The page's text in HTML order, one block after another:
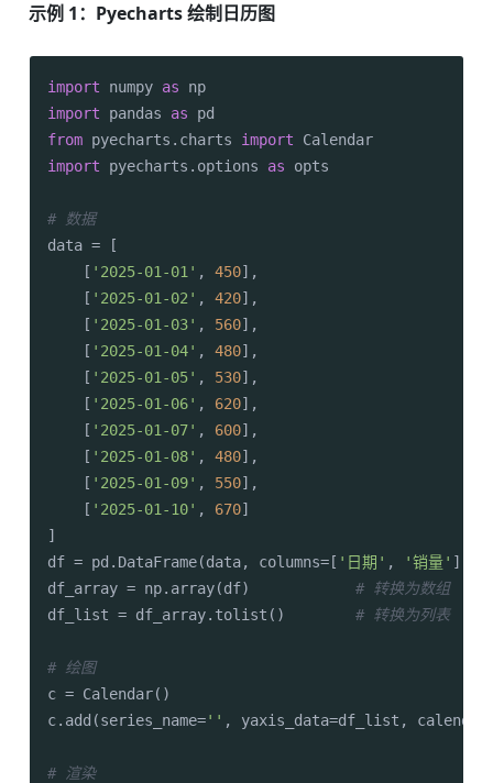
示例 1：Pyecharts 绘制日历图
import numpy as
import pandas as
from pyecharts.charts import
import pyecharts.options as opts
# 数据
data = [
[ '2025-01-01' , 450],
[ '2025-01-02' , 420],
[ '2025-01-03' , 560],
[ '2025-01-04' , 480],
[ '2025-01-05' , 530],
[ '2025-01-06' , 620],
[ '2025-01-07' , 600],
[ '2025-01-08' , 480],
[ '2025-01-09' , 550],
[ '2025-01-10' , 670]
]
df = pd.DataFrame(data, columns=[ '日期' , '销量' ])
df_array = np.array(df) # 转换为数组
df_list = df_array.tolist() # 转换为列表
# 绘图
c = Calendar()
c.add(series_name='' , yaxis_data=df_list,
# 渲染